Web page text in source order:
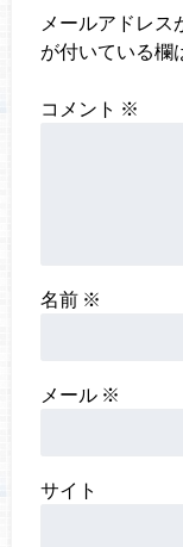
メールアドレス
が付いている欄
コメント ※
名前 ※
メール ※
サイト